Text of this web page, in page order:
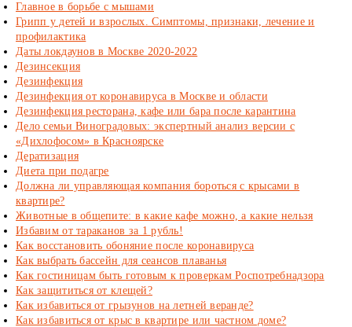
Главное в борьбе с мышами
Грипп у детей и взрослых. Симптомы, признаки, лечение и
профилактика
Даты локдаунов в Москве 2020-2022
Дезинсекция
Дезинфекция
Дезинфекция от коронавируса в Москве и области
Дезинфекция ресторана, кафе или бара после карантина
Дело семьи Виноградовых: экспертный анализ версии с
«Дихлофосом» в Красноярске
Дератизация
Диета при подагре
Должна ли управляющая компания бороться с крысами в
квартире?
Животные в общепите: в какие кафе можно, а какие нельзя
Избавим от тараканов за 1 рубль!
Как восстановить обоняние после коронавируса
Как выбрать бассейн для сеансов плаванья
Как гостиницам быть готовым к проверкам Роспотребнадзора
Как защититься от клещей?
Как избавиться от грызунов на летней веранде?
Как избавиться от крыс в квартире или частном доме?